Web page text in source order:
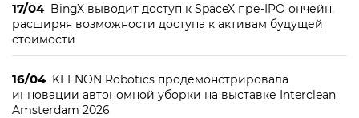
17/04 BingX выводит доступ к SpaceX пре-IPO ончейн,
расширяя возможности доступа к активам будущей
стоимости
16/04 KEENON Robotics продемонстрировала
инновации автономной уборки на выставке Interclean
Amsterdam 2026